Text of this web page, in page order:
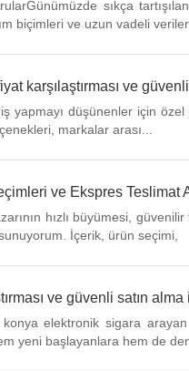
sıkça
biçimleri ve uzun vadeli
karşılaştırması ve
düşünenler için
markalar arası...
ve Ekspres Teslimat
hızlı büyümesi,
İçerik, ürün seçimi,
ve güvenli satın alma
elektronik sigara
yeni başlayanlara hem de